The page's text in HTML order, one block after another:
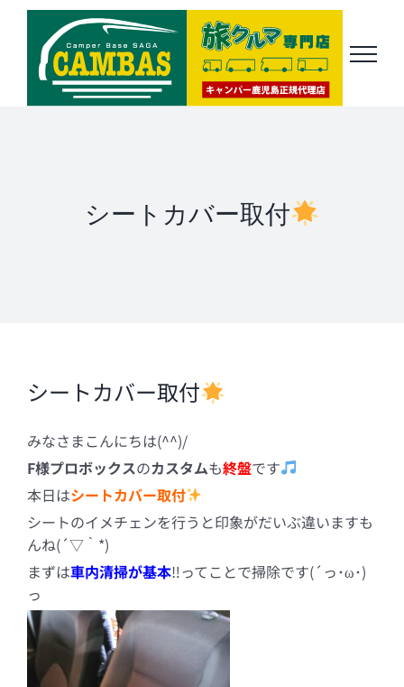
Skip
content
シートカバー取付
シートカバー取付
みなさまこんにちは(^^)/
F様プロボックスのカスタムも終盤です
本日はシートカバー取付
シートのイメチェンを行うと印象がだいぶ違いますも
んね(´▽｀*)
まずは車内清掃が基本‼ってことで掃除です(´っ･ω･)
っ